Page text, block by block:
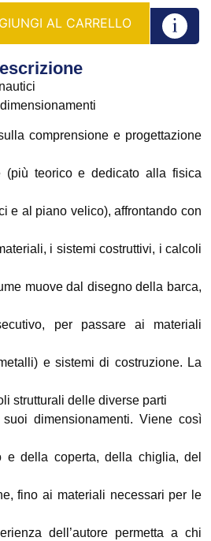
AL CARRELLO
comprensione e progettazione
(più teorico e dedicato alla fisica
e al piano velico), affrontando con
i sistemi costruttivi, i calcoli
muove dal disegno della barca,
per passare ai materiali
e sistemi di costruzione. La
strutturali delle diverse parti
dimensionamenti. Viene così
e della coperta, della chiglia, del
fino ai materiali necessari per le
dell’autore permetta a chi